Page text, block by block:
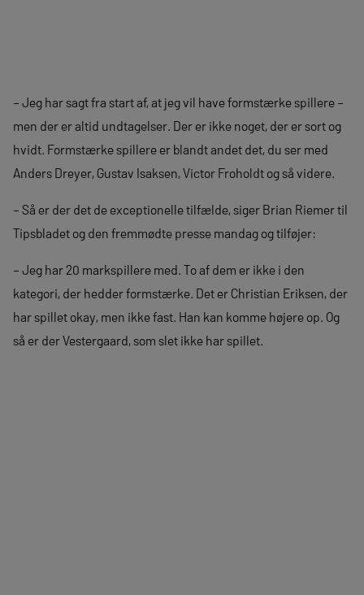
– Jeg har sagt fra start af, at jeg vil have formstærke spillere –
men der er altid undtagelser. Der er ikke noget, der er sort og
hvidt. Formstærke spillere er blandt andet det, du ser med
Anders Dreyer, Gustav Isaksen, Victor Froholdt og så videre.
– Så er der det de exceptionelle tilfælde, siger Brian Riemer til
Tipsbladet og den fremmødte presse mandag og tilføjer:
– Jeg har 20 markspillere med. To af dem er ikke i den
kategori, der hedder formstærke. Det er Christian Eriksen, der
har spillet okay, men ikke fast. Han kan komme højere op. Og
så er der Vestergaard, som slet ikke har spillet.